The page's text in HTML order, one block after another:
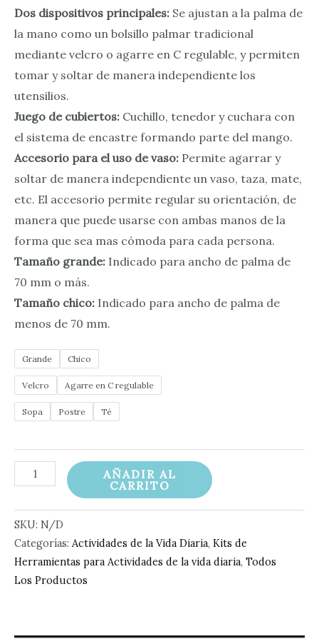
Dos dispositivos principales: Se ajustan a la palma de
la mano como un bolsillo palmar tradicional
mediante velcro o agarre en C regulable, y permiten
tomar y soltar de manera independiente los
utensilios.
Juego de cubiertos: Cuchillo, tenedor y cuchara con
el sistema de encastre formando parte del mango.
Accesorio para el uso de vaso: Permite agarrar y
soltar de manera independiente un vaso, taza, mate,
etc. El accesorio permite regular su orientación, de
manera que puede usarse con ambas manos de la
forma que sea mas cómoda para cada persona.
Tamaño grande: Indicado para ancho de palma de
70 mm o más.
Tamaño chico: Indicado para ancho de palma de
menos de 70 mm.
Grande Chico
Velcro Agarre en C regulable
Sopa Postre Té
AVD
Alimentación
cantidad
AÑADIR AL
CARRITO
SKU: N/D
Categorías: Actividades de la Vida Diaria, Kits de
Herramientas para Actividades de la vida diaria, Todos
Los Productos